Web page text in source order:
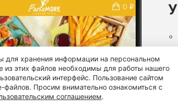
для хранения информации на персональном
из этих файлов необходимы для работы нашего
интерфейс. Пользование сайтом
файлов. Просим внимательно ознакомиться с
соглашением.